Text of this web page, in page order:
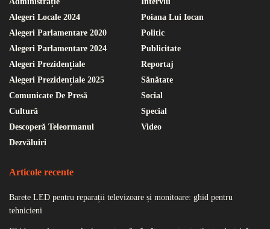
Alegeri Locale 2024
Alegeri Parlamentare 2020
Alegeri Parlamentare 2024
Alegeri Prezidențiale
Alegeri Prezidențiale 2025
Comunicate De Presă
Cultură
Descoperă Teleormanul
Dezvăluiri
Poiana Lui Iocan
Politic
Publicitate
Reportaj
Sănătate
Social
Special
Video
Articole recente
Barete LED pentru reparații televizoare și monitoare: ghid pentru
tehnicieni